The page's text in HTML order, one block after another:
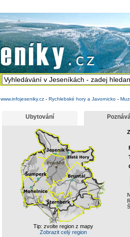
www.infojeseniky.cz - Rychlebské hory a Javornicko -
Ubytování
Tip: zvolte region z mapy
Zobrazit celý region